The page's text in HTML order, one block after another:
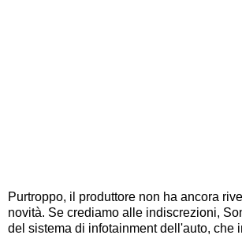
Purtroppo, il produttore non ha ancora
novità. Se crediamo alle indiscrezioni,
del sistema di infotainment dell'auto, che